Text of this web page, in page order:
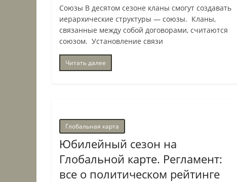
Союзы В десятом сезоне кланы смогут создавать
иерархические структуры — союзы. Кланы,
связанные между собой договорами, считаются
союзом. Установление связи
Читать далее
Глобальная карта
Юбилейный сезон на
Глобальной карте. Регламент:
все о политическом рейтинге